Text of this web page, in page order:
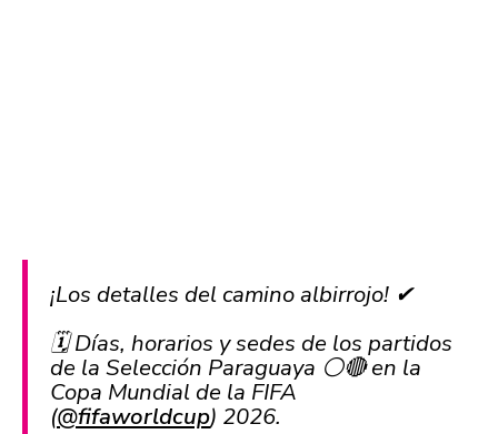
¡Los detalles del camino albirrojo! ✔
🗓 Días, horarios y sedes de los partidos
de la Selección Paraguaya ⚪🔴 en la
Copa Mundial de la FIFA
(@fifaworldcup) 2026.